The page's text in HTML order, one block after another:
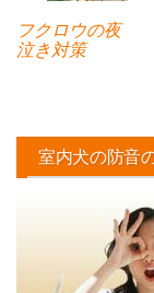
フクロウの夜
泣き対策
室内犬の防音